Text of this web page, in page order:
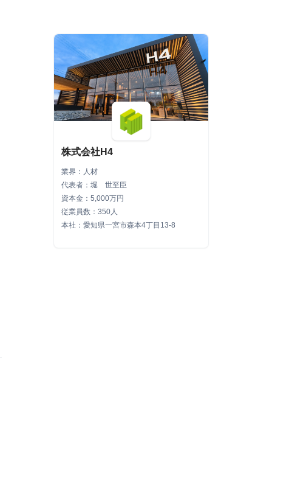
株式会社H4
業界：人材
代表者：堀 世至臣
資本金：5,000万円
従業員数：350人
本社：愛知県一宮市森本4丁目13-8